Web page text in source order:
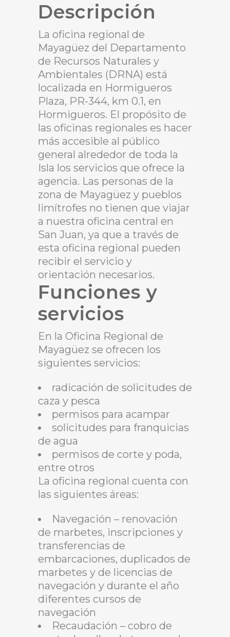
Descripción
La oficina regional de
Mayagüez del Departamento
de Recursos Naturales y
Ambientales (DRNA) está
localizada en Hormigueros
Plaza, PR-344, km 0.1, en
Hormigueros. El propósito de
las oficinas regionales es hacer
más accesible al público
general alrededor de toda la
Isla los servicios que ofrece la
agencia. Las personas de la
zona de Mayagüez y pueblos
limítrofes no tienen que viajar
a nuestra oficina central en
San Juan, ya que a través de
esta oficina regional pueden
recibir el servicio y
orientación necesarios.
Funciones y
servicios
En la Oficina Regional de
Mayagüez se ofrecen los
siguientes servicios:
radicación de solicitudes de
caza y pesca
permisos para acampar
solicitudes para franquicias
de agua
permisos de corte y poda,
entre otros
La oficina regional cuenta con
las siguientes áreas:
Navegación – renovación
de marbetes, inscripciones y
transferencias de
embarcaciones, duplicados de
marbetes y de licencias de
navegación y durante el año
diferentes cursos de
navegación
Recaudación – cobro de